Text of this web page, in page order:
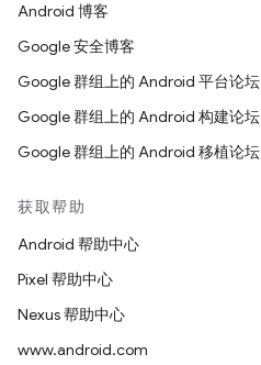
Android 博客
Google 安全博客
Google 群组上的 Android 平台论坛
Google 群组上的 Android 构建论坛
Google 群组上的 Android 移植论坛
获取帮助
Android 帮助中心
Pixel 帮助中心
Nexus 帮助中心
www.android.com